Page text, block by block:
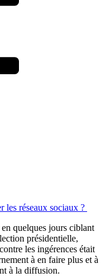
les réseaux sociaux ?
quelques jours ciblant
présidentielle,
les ingérences était
à en faire plus et à
à la diffusion.